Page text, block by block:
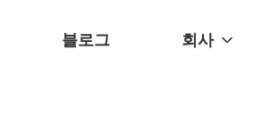
블로그 회사